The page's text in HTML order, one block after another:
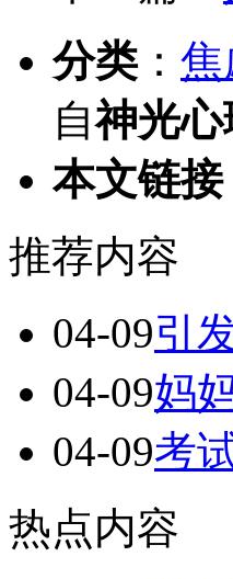
分类： 焦
自神光
本文链接
推荐内容
04-09引
04-09妈
04-09考
热点内容